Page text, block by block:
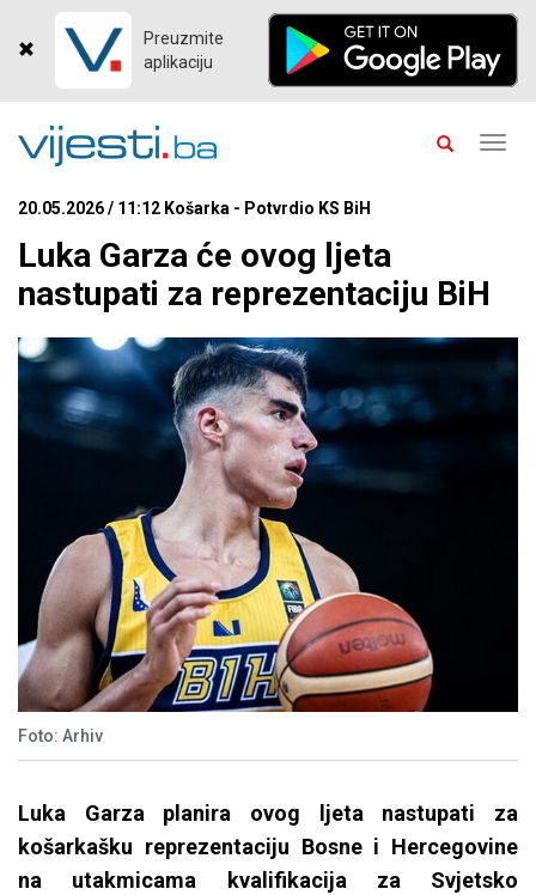
Preuzmite
aplikaciju
20.05.2026 / 11:12 Košarka - Potvrdio KS BiH
Luka Garza će ovog ljeta
nastupati za reprezentaciju BiH
Foto: Arhiv
Luka Garza planira ovog ljeta nastupati za
košarkašku reprezentaciju Bosne i Hercegovine
na utakmicama kvalifikacija za Svjetsko